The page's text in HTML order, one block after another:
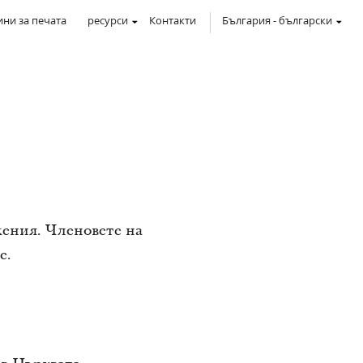
за печата ресурси Контакти България -български
Членовете на